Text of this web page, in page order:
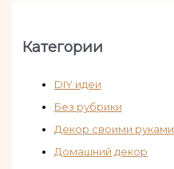
Категории
DIY идеи
Без рубрики
Декор своими руками
Домашний декор